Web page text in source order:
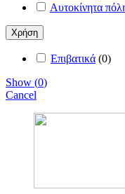
Αυτοκίνητα
Χρήση
Επιβατικά (0)
Show (0)
Cancel